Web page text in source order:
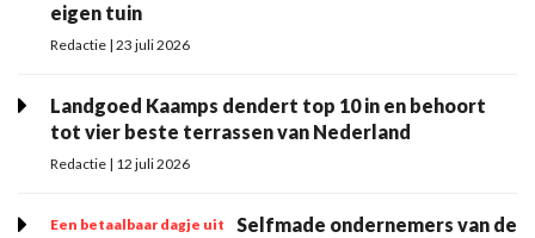
eigen tuin
Redactie | 23 juli 2026
Landgoed Kaamps dendert top 10 in en behoort
tot vier beste terrassen van Nederland
Redactie | 12 juli 2026
Een betaalbaar dagje uit
Selfmade ondernemers van de